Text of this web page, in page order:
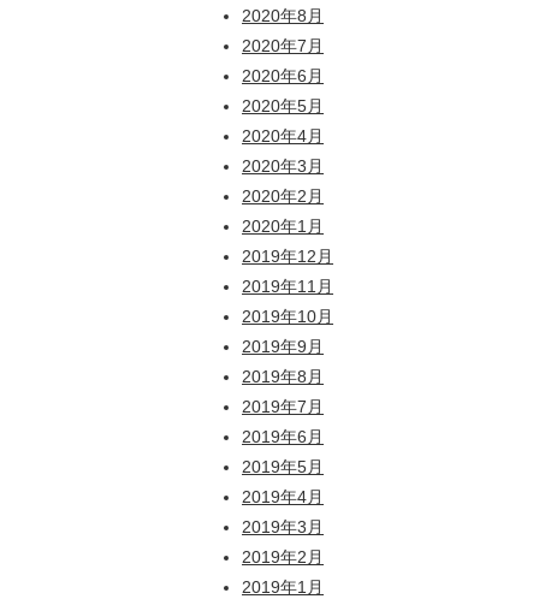
2020年8月
2020年7月
2020年6月
2020年5月
2020年4月
2020年3月
2020年2月
2020年1月
2019年12月
2019年11月
2019年10月
2019年9月
2019年8月
2019年7月
2019年6月
2019年5月
2019年4月
2019年3月
2019年2月
2019年1月